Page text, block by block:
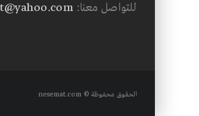
للتواصل معنا:
الحقوق محفوظة © nesemat.com